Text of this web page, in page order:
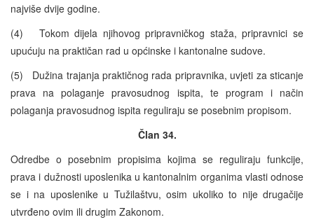
najviše dvije godine.
(4) Tokom dijela njihovog pripravničkog staža, pripravnici se
upućuju na praktičan rad u općinske i kantonalne sudove.
(5) Dužina trajanja praktičnog rada pripravnika, uvjeti za sticanje
prava na polaganje pravosudnog ispita, te program i način
polaganja pravosudnog ispita reguliraju se posebnim propisom.
Član 34.
Odredbe o posebnim propisima kojima se reguliraju funkcije,
prava i dužnosti uposlenika u kantonalnim organima vlasti odnose
se i na uposlenike u Tužilaštvu, osim ukoliko to nije drugačije
utvrđeno ovim ili drugim Zakonom.